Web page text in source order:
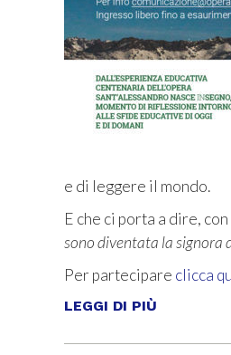
e di leggere il mondo.
E che ci porta a dire,
sono diventata la signora
Per partecipare clicca
LEGGI DI PIÙ